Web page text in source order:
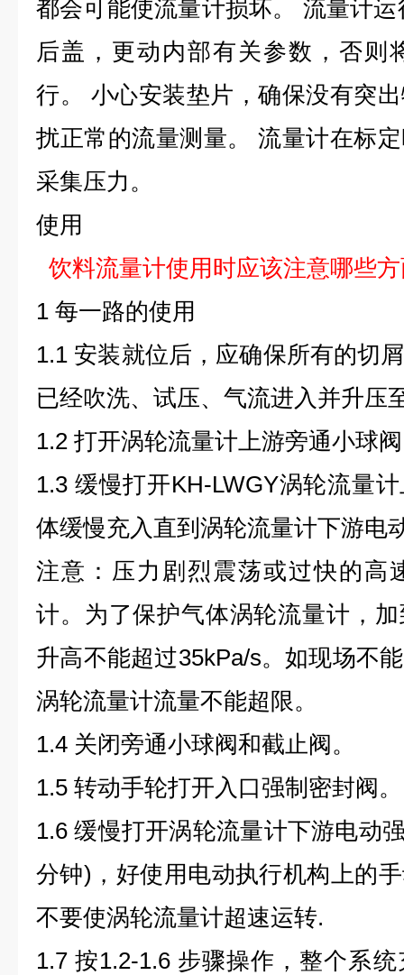
都会可能使流量计损坏。 流量计
后盖，更动内部有关参数，否则
行。 小心安装垫片，确保没有突
扰正常的流量测量。 流量计在标
采集压力。
使用
饮料流量计使用时应该注意哪些
1 每一路的使用
1.1 安装就位后，应确保所有的切
已经吹洗、试压、气流进入并升压
1.2 打开涡轮流量计上游旁通小球阀
1.3 缓慢打开KH-LWGY涡轮流量
体缓慢充入直到涡轮流量计下游电
注意：压力剧烈震荡或过快的高
计。为了保护气体涡轮流量计，
升高不能超过35kPa/s。如现场不
涡轮流量计流量不能超限。
1.4 关闭旁通小球阀和截止阀。
1.5 转动手轮打开入口强制密封阀。
1.6 缓慢打开涡轮流量计下游电动
分钟)，好使用电动执行机构上的
不要使涡轮流量计超速运转.
1.7 按1.2-1.6 步骤操作，整个系